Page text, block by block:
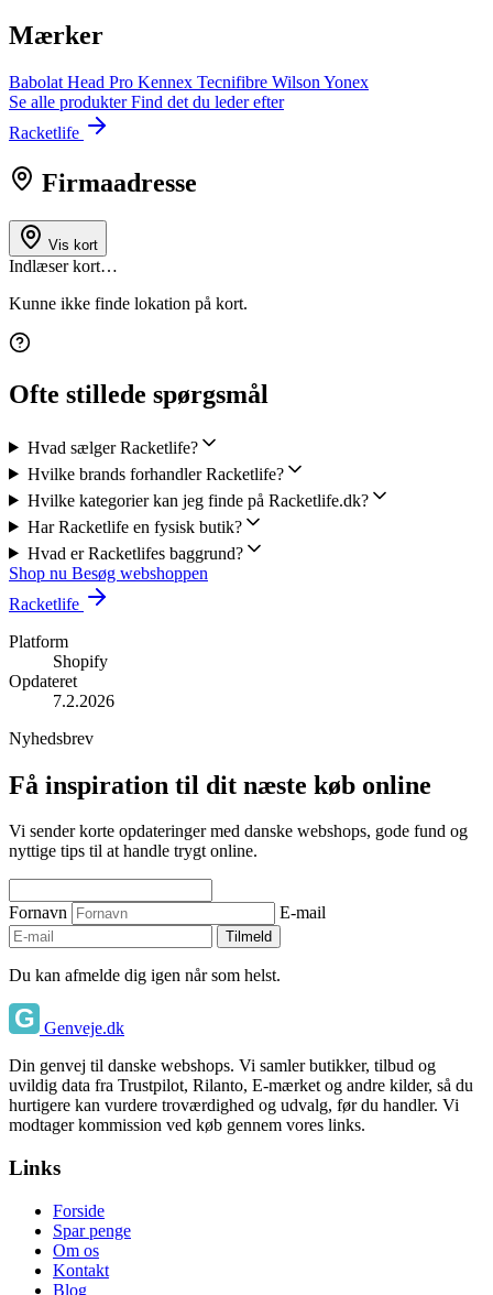
Mærker
Babolat Head Pro Kennex Tecnifibre Wilson Yonex
Se alle produkterFind det du leder efter
Racketlife
Firmaadresse
Vis kort
Indlæser kort…
Kunne ikke finde lokation på kort.
Ofte stillede spørgsmål
Hvad sælger Racketlife?
Hvilke brands forhandler Racketlife?
Hvilke kategorier kan jeg finde på Racketlife.dk?
Har Racketlife en fysisk butik?
Hvad er Racketlifes baggrund?
Shop nu Besøg webshoppen
Racketlife
Platform
Shopify
Opdateret
7.2.2026
Nyhedsbrev
Få inspiration til dit næste køb online
Vi sender korte opdateringer med danske webshops, gode fund og
nyttige tips til at handle trygt online.
Fornavn E-mail
Tilmeld
Du kan afmelde dig igen når som helst.
Genveje.dk
Din genvej til danske webshops. Vi samler butikker, tilbud og
uvildig data fra Trustpilot, Rilanto, E-mærket og andre kilder, så du
hurtigere kan vurdere troværdighed og udvalg, før du handler. Vi
modtager kommission ved køb gennem vores links.
Links
Forside
Spar penge
Om os
Kontakt
Blog